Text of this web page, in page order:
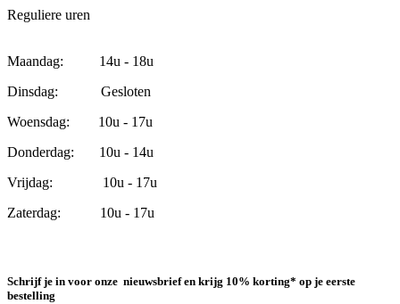
Reguliere uren
Maandag: 14u - 18u
Dinsdag: Gesloten
Woensdag: 10u - 17u
Donderdag: 10u - 14u
Vrijdag: 10u - 17u
Zaterdag: 10u - 17u
Schrijf je in voor onze nieuwsbrief en krijg 10% korting* op je eerste
bestelling